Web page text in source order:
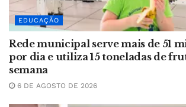
EDUCAÇÃO
Rede municipal serve mais de 51
por dia e utiliza 15 toneladas de
semana
6 DE AGOSTO DE 2026